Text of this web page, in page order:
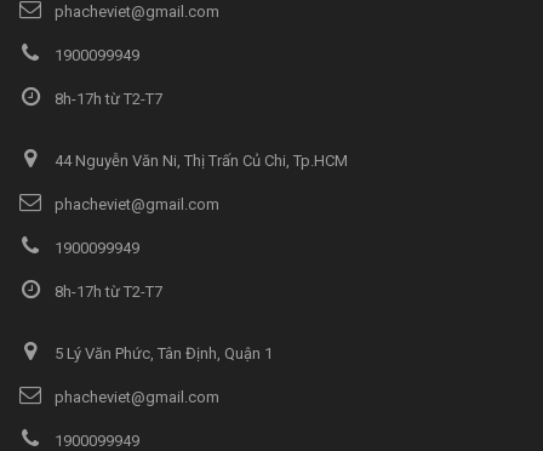
phacheviet@gmail.com
1900099949
8h-17h từ T2-T7
44 Nguyễn Văn Ni, Thị Trấn Củ Chi, Tp.HCM
phacheviet@gmail.com
1900099949
8h-17h từ T2-T7
5 Lý Văn Phức, Tân Định, Quận 1
phacheviet@gmail.com
1900099949